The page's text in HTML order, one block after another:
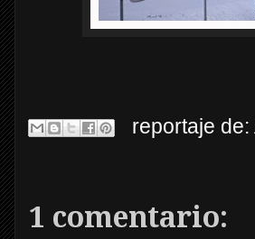
reportaje de:
1 comentario: